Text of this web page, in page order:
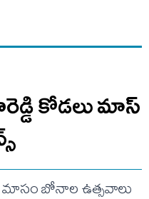
కోడలు మాస్
బోనాల ఉత్సవాలు